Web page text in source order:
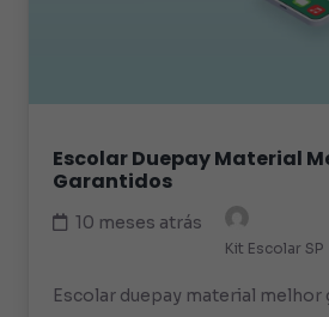
Escolar Duepay Material
Garantidos
10 meses atrás
Kit Escolar SP
Escolar duepay material melhor